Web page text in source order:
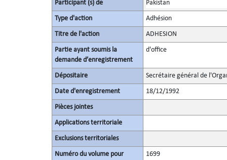
Participant (s) de Pakistan
Type d'action Adhésion
Titre de l'action ADHESION
Partie ayant soumis la
demande d’enregistrement
d'office
Dépositaire Secrétaire général de
Date d'enregistrement 18/12/1992
Pièces jointes
Applications territoriale
Exclusions territoriales
Numéro du volume pour
1699